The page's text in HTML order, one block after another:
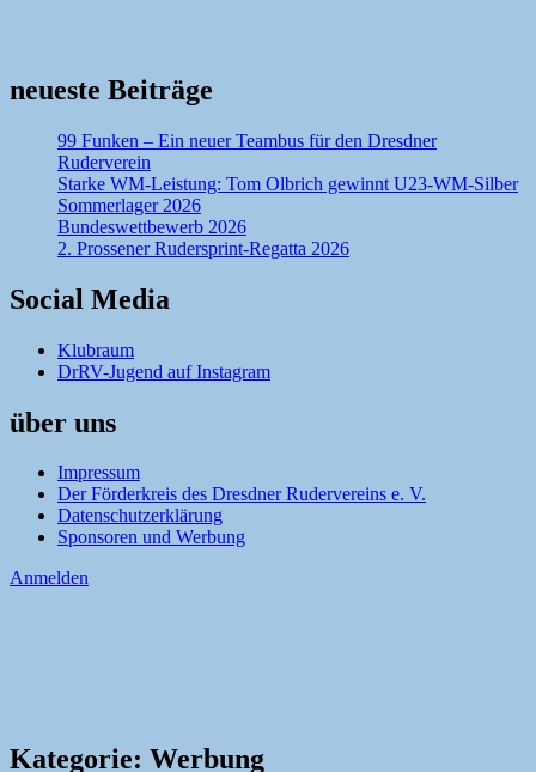
neueste Beiträge
99 Funken – Ein neuer Teambus für den Dresdner
Ruderverein
Starke WM-Leistung: Tom Olbrich gewinnt U23-WM-Silber
Sommerlager 2026
Bundeswettbewerb 2026
2. Prossener Rudersprint-Regatta 2026
Social Media
Klubraum
DrRV-Jugend auf Instagram
über uns
Impressum
Der Förderkreis des Dresdner Rudervereins e. V.
Datenschutzerklärung
Sponsoren und Werbung
Anmelden
Kategorie: Werbung